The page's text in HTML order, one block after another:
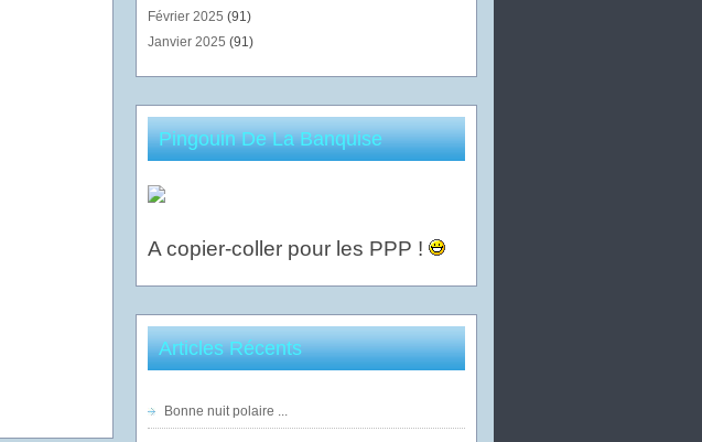
Février 2025 (91)
Janvier 2025 (91)
Pingouin De La Banquise
A copier-coller pour les PPP !
Articles Récents
Bonne nuit polaire ...